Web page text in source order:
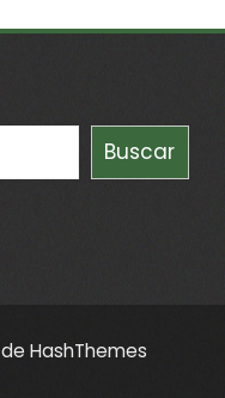
Buscar
de HashThemes